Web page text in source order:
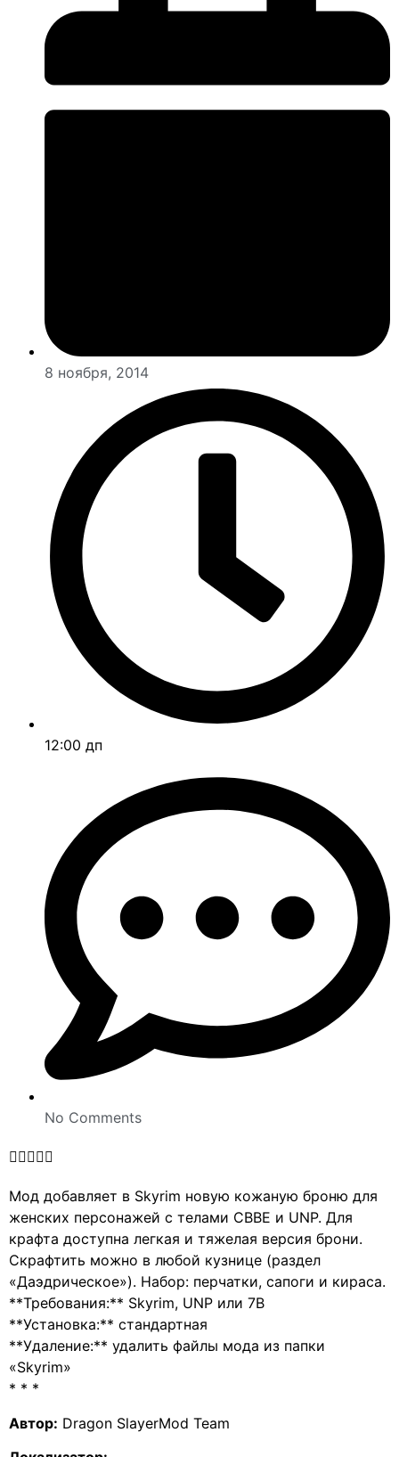
8 ноября, 2014
12:00 дп
No Comments

Мод добавляет в Skyrim новую кожаную броню для
женских персонажей с телами CBBE и UNP. Для
крафта доступна легкая и тяжелая версия брони.
Скрафтить можно в любой кузнице (раздел
«Даэдрическое»). Набор: перчатки, сапоги и кираса.
**Требования:** Skyrim, UNP или 7B
**Установка:** стандартная
**Удаление:** удалить файлы мода из папки
«Skyrim»
* * *
Автор: Dragon SlayerMod Team